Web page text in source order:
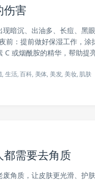
害
暗沉、出油多、长痘、黑
前：提前做好保湿工作，
C 或烟酰胺的精华，帮助
,生活,百科, 美体, 美发, 美妆, 肌肤
需要去角质
角质，让皮肤更光滑、护